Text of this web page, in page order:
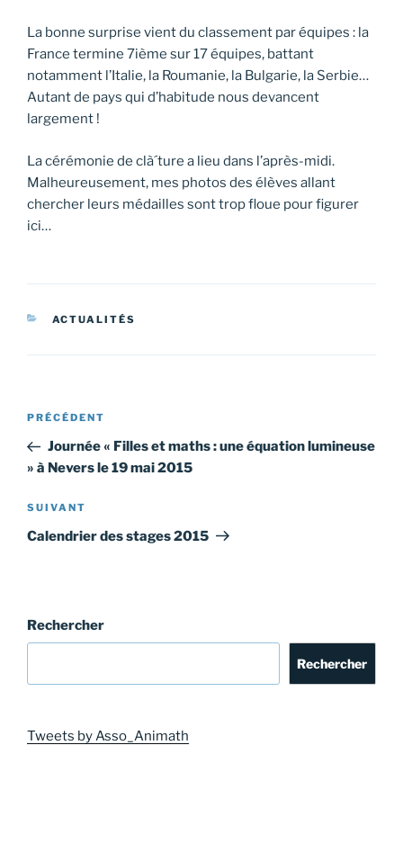
La bonne surprise vient du classement par équipes : la
France termine 7ième sur 17 équipes, battant
notamment l’Italie, la Roumanie, la Bulgarie, la Serbie…
Autant de pays qui d’habitude nous devancent
largement !
La cérémonie de clà´ture a lieu dans l’après-midi.
Malheureusement, mes photos des élèves allant
chercher leurs médailles sont trop floue pour figurer
ici…
CATÉGORIES
ACTUALITÉS
Navigation
l’article
Article
précédent
PRÉCÉDENT
Journée « Filles et maths : une équation lumineuse
» à Nevers le 19 mai 2015
Article
suivant
SUIVANT
Calendrier des stages 2015
Rechercher
Rechercher
Tweets by Asso_Animath